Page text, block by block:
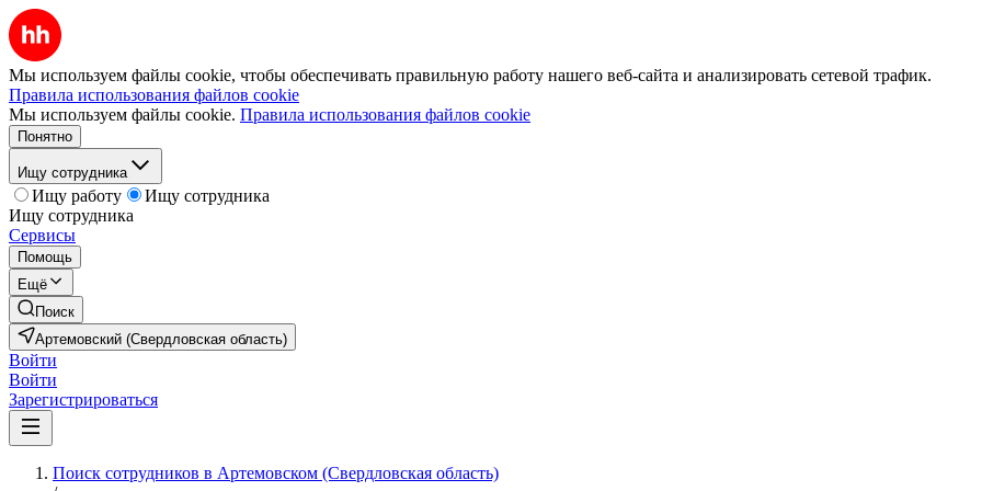
Мы используем файлы cookie, чтобы обеспечивать правильную работу нашего веб-сайта и анализировать сетевой трафик.
Правила использования файлов cookie
Мы используем файлы cookie. Правила использования файлов cookie
Понятно
Ищу сотрудника
Ищу работу
Ищу сотрудника
Ищу сотрудника
Сервисы
Помощь
Ещё
Поиск
Артемовский (Свердловская область)
Войти
Войти
Зарегистрироваться
Поиск сотрудников в Артемовском (Свердловская область)